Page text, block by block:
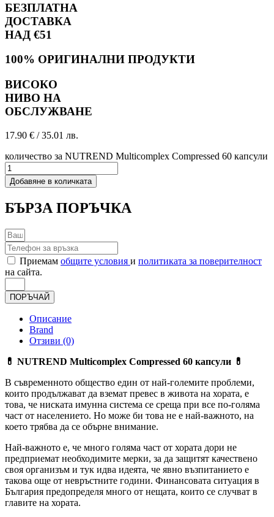
БЕЗПЛАТНА
ДОСТАВКА
НАД €51
100% ОРИГИНАЛНИ ПРОДУКТИ
ВИСОКО
НИВО НА
ОБСЛУЖВАНЕ
17.90 € / 35.01 лв.
количество за NUTREND Multicomplex Compressed 60 капсули
Добавяне в количката
БЪРЗА ПОРЪЧКА
Приемам общите условия и политиката за поверителност
на сайта.
ПОРЪЧАЙ
Описание
Brand
Отзиви (0)
💊 NUTREND Multicomplex Compressed 60 капсули 💊
В съвременното общество един от най-големите проблеми,
които продължават да вземат превес в живота на хората, е
това, че ниската имунна система се среща при все по-голяма
част от населението. Но може би това не е най-важното, на
което трябва да се обърне внимание.
Най-важното е, че много голяма част от хората дори не
предприемат необходимите мерки, за да защитят качествено
своя организъм и тук идва идеята, че явно възпитанието е
такова още от невръстните години. Финансовата ситуация в
България предопределя много от нещата, които се случват в
главите на хората.